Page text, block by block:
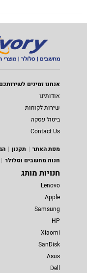
אנחנו זמינים לשירותכם
אודותינו
שירות לקוחות
ביטול עסקה
Contact Us
מפת האתר
תקנון
חנות מחשבים וסלולר
חנויות מותג
Lenovo
Apple
Samsung
HP
Xiaomi
SanDisk
Asus
Dell